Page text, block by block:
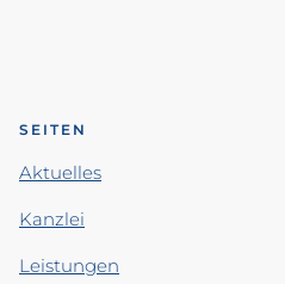
SEITEN
Aktuelles
Kanzlei
Leistungen